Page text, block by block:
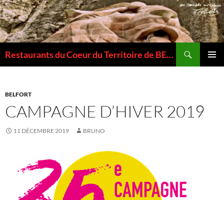
Restaurants du Coeur du Territoire de BELFORT
BELFORT
CAMPAGNE D’HIVER 2019
11 DÉCEMBRE 2019 BRUNO